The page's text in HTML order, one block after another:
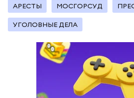
АРЕСТЫ МОСГОРСУД
УГОЛОВНЫЕ ДЕЛА
— Мое глубокое убеждение —
одновременно хорошим
мамой. Я выбрала второе, ну а
родители, воспитавшие
Балашов рассказал, что спустя
связались украинские